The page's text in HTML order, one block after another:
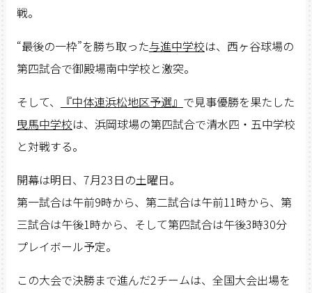
戦。
“最後の一枠”を勝ち取った与進中学校は、西ヶ谷球場の
第四試合で御殿場南中学校と激突。
そして、
『中体連浜松地区予選』 で見事優勝を果たした
曳馬中学校は、浜岡球場の第四試合で清水四・五中学校
と対戦する。
開幕は明日、7月23日の土曜日。
第一試合は午前9時から、第二試合は午前11時から、第
三試合は午後1時から、そして第四試合は午後3時30分
プレイボール予定。
この大会で決勝まで進んだ2チームは、全国大会出場を